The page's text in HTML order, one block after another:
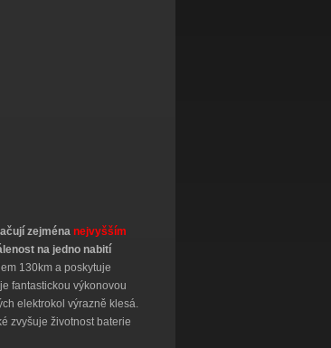
zejména nejvyšším
na jedno nabití
130km a poskytuje
fantastickou výkonovou
elektrokol výrazně klesá.
zvyšuje životnost baterie